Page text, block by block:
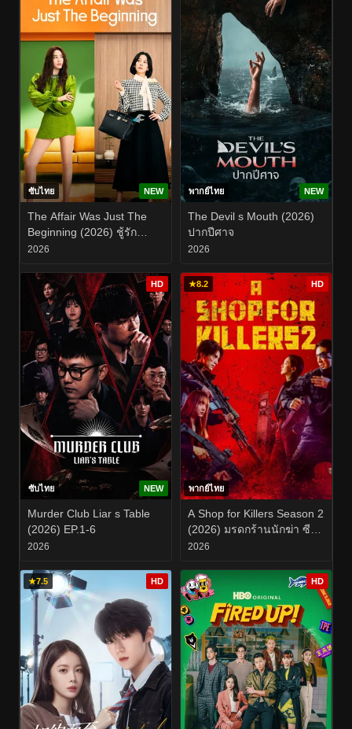
ซับไทย NEW
The Affair Was Just The
Beginning (2026) ชู้รัก
อำพรางเลือด EP.1-8
2026
พากย์ไทย NEW
The Devil s Mouth (2026)
ปากปีศาจ
2026
HD
ซับไทย NEW
Murder Club Liar s Table
(2026) EP.1-6
2026
★8.2 HD
พากย์ไทย
A Shop for Killers Season 2
(2026) มรดกร้านนักฆ่า ซี
ซั่น 2 EP.1-8
2026
★7.5 HD HD